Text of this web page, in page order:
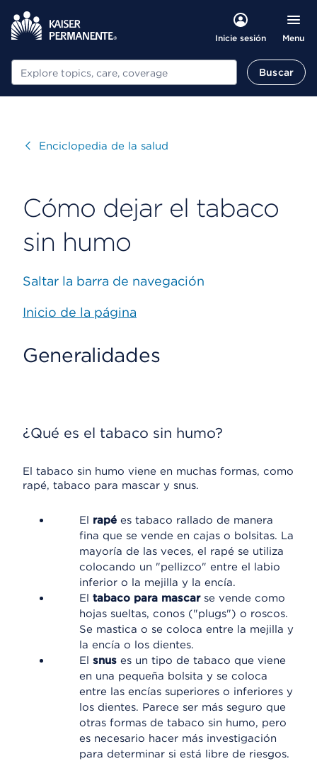
Inicie sesión Menu
Buscar Buscar
Visitar
Enciclopedia de la salud
Cómo dejar el tabaco
sin humo
Saltar la barra de navegación
Inicio de la página
Generalidades
¿Qué es el tabaco sin humo?
El tabaco sin humo viene en muchas formas, como
rapé, tabaco para mascar y snus.
El rapé es tabaco rallado de manera
fina que se vende en cajas o bolsitas. La
mayoría de las veces, el rapé se utiliza
colocando un "pellizco" entre el labio
inferior o la mejilla y la encía.
El tabaco para mascarse vende como
hojas sueltas, conos ("plugs") o roscos.
Se mastica o se coloca entre la mejilla y
la encía o los dientes.
El snus es un tipo de tabaco que viene
en una pequeña bolsita y se coloca
entre las encías superiores o inferiores y
los dientes. Parece ser más seguro que
otras formas de tabaco sin humo, pero
es necesario hacer más investigación
para determinar si está libre de riesgos.